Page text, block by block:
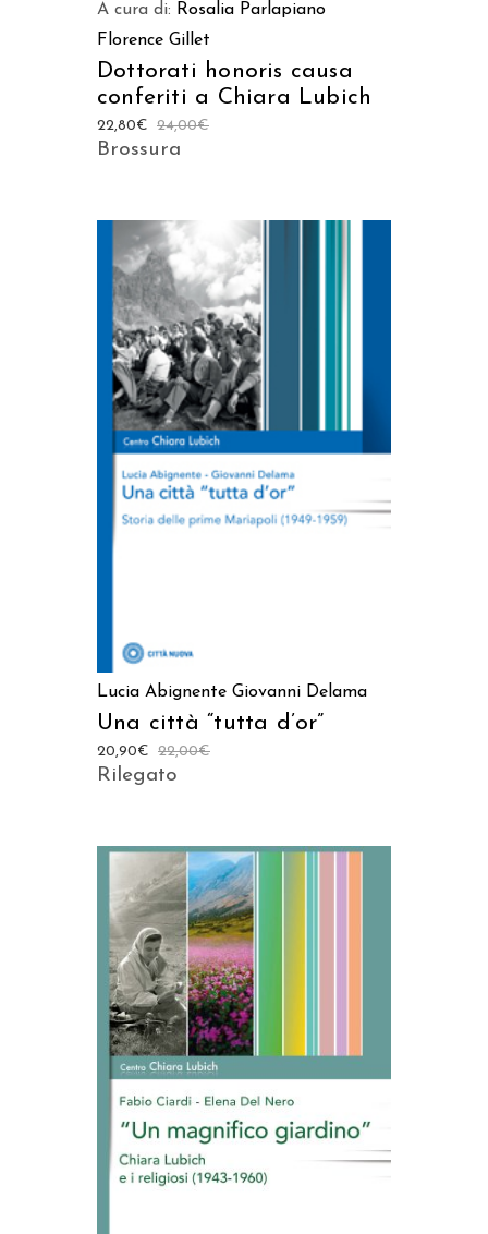
A cura di: Rosalia Parlapiano
Florence Gillet
Dottorati honoris causa
conferiti a Chiara Lubich
24,00€
22,80€
Brossura
AGGIUNGI AL CARRELLO
Lucia Abignente Giovanni Delama
Una città “tutta d’or”
22,00€
20,90€
Rilegato
AGGIUNGI AL CARRELLO